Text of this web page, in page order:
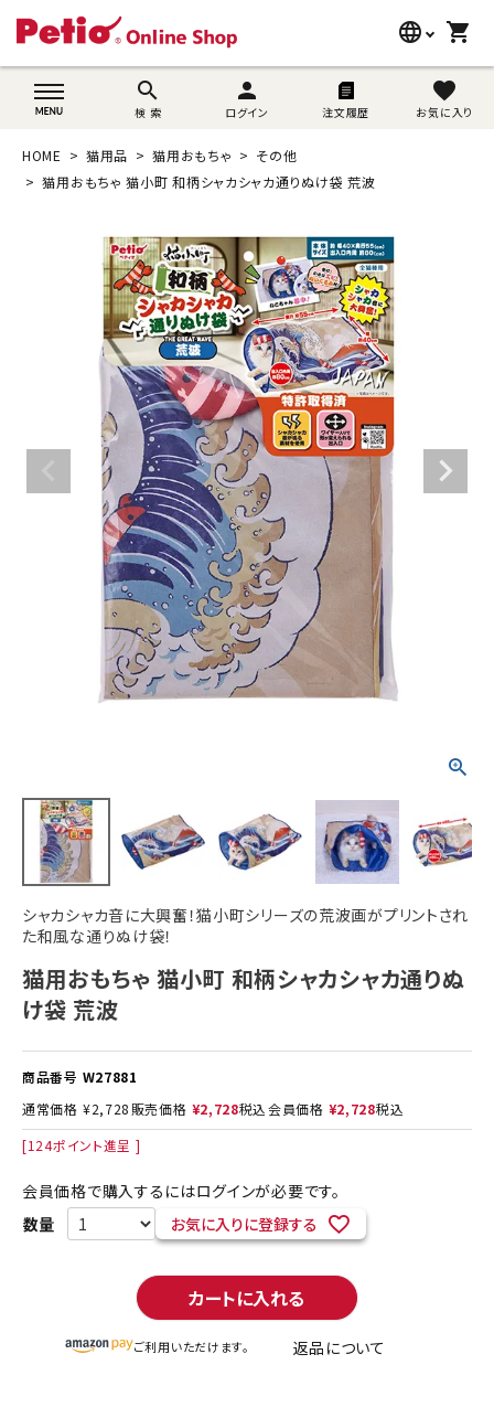
language
wovn-lang-name
shopping_cart
search
検 索
person
ログイン 注文履歴
favorite
お気に入り
search
猫用品
ブランド別に探す
目的別に探す
SNS
ご利用案内
ACCOUNT MENU
ようこそ ゲスト 様
ログイン person 新規会員登録
HOME 猫用品 猫用おもちゃ
その他
猫用おもちゃ 猫小町 和柄シャカシャカ通りぬけ袋 荒波
シャカシャカ音に大興奮！猫小町シリーズの荒波画がプリントされ
た和風な通りぬけ袋！
猫用おもちゃ 猫小町 和柄シャカシャカ通りぬ
け袋 荒波
商品番号 W27881
通常価格 ¥2,728 販売価格 ¥2,728税込会員価格 ¥2,728税込
[124ポイント進呈 ]
会員価格で購入するにはログインが必要です。
お気に入りに登録する
カートに入れる
ご利用いただけます。 返品について